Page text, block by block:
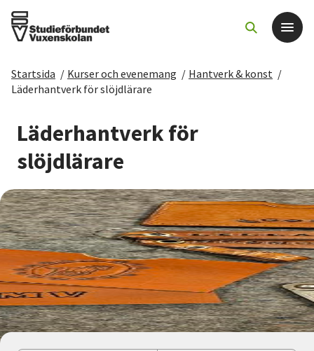
Det här gör vi
För dig som
Sök kurser och evenemang
Om SV
Starta studiecirkel
Cirkelledare
Nyheter
Startsida / Kurser och evenemang / Hantverk & konst /
Läderhantverk för slöjdlärare
Läderhantverk för
slöjdlärare